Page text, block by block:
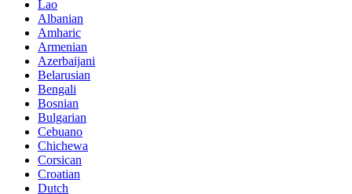
Lao
Albanian
Amharic
Armenian
Azerbaijani
Belarusian
Bengali
Bosnian
Bulgarian
Cebuano
Chichewa
Corsican
Croatian
Dutch